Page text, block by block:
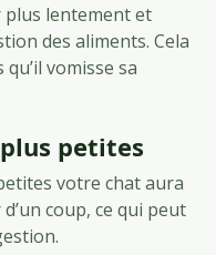
plus lentement et
des aliments. Cela
vomisse sa
petites
votre chat aura
coup, ce qui peut